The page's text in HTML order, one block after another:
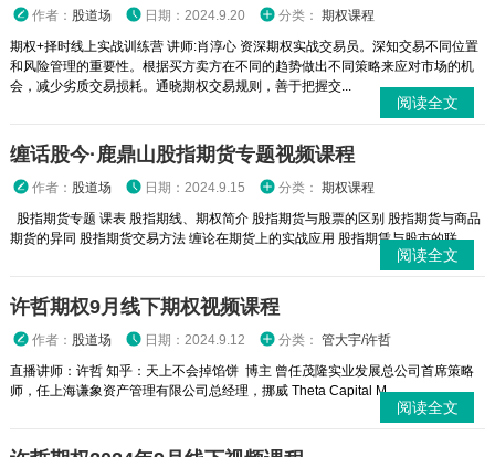
作者： 股道场 日期：2024.9.20 分类： 期权课程
期权+择时线上实战训练营 讲师:肖淳心 资深期权实战交易员。深知交易不同位置
和风险管理的重要性。根据买方卖方在不同的趋势做出不同策略来应对市场的机
会，减少劣质交易损耗。通晓期权交易规则，善于把握交...
阅读全文
缠话股今·鹿鼎山股指期货专题视频课程
作者： 股道场 日期：2024.9.15 分类： 期权课程
股指期货专题 课表 股指期线、期权简介 股指期货与股票的区别 股指期货与商品
期货的异同 股指期货交易方法 缠论在期货上的实战应用 股指期赁与股市的联...
阅读全文
许哲期权9月线下期权视频课程
作者： 股道场 日期：2024.9.12 分类： 管大宇/许哲
直播讲师：许哲 知乎：天上不会掉馅饼 博主 曾任茂隆实业发展总公司首席策略
师，任上海谦象资产管理有限公司总经理，挪威 Theta Capital M...
阅读全文